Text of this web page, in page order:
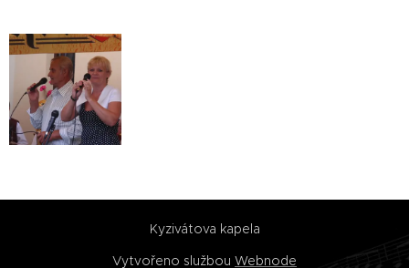
Kyzivátova kapela
Vytvořeno službou Webnode